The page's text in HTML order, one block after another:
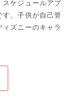
スケジュールアプ
す。子供が自己管
ズニーのキャラ